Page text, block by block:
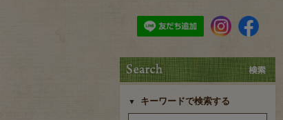
キーワードで検索する